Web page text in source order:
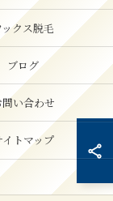
ックス脱毛
ブログ
い合わせ
イトマップ